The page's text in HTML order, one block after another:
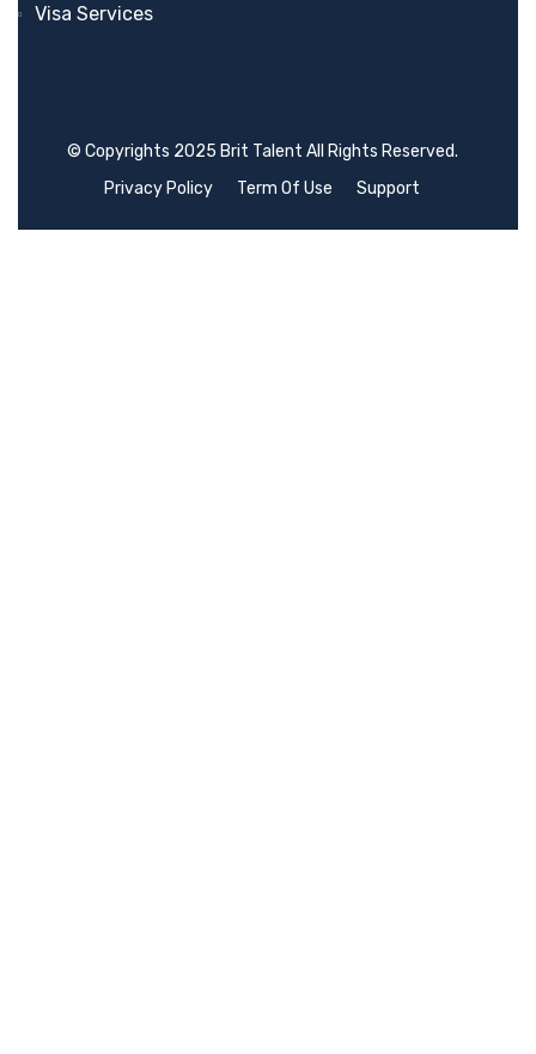
Visa Services
© Copyrights 2025 Brit Talent All Rights Reserved.
Privacy Policy
Term Of Use Support